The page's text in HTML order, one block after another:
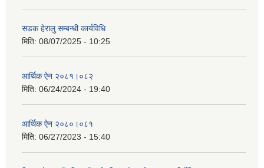
सडक हेरालु सम्बन्धी कार्यविधि
मिति: 08/07/2025 - 10:25
आर्थिक ऐन २०८१।०८२
मिति: 06/24/2024 - 19:40
आर्थिक ऐन २०८०।०८१
मिति: 06/27/2023 - 15:40